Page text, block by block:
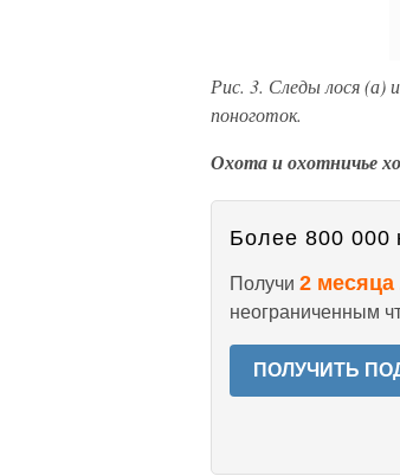
Рис. 3. Следы лося (а)
поноготок.
Охота и охотничье
Более 800 000
Получи 2 месяца
неограниченным
ПОЛУЧИТЬ